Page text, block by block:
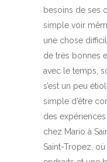
besoins de ses
simple voir
une chose
de très bonnes
avec le temps,
s’est un peu
simple d’être
des
chez Mario à
Saint-Tropez,